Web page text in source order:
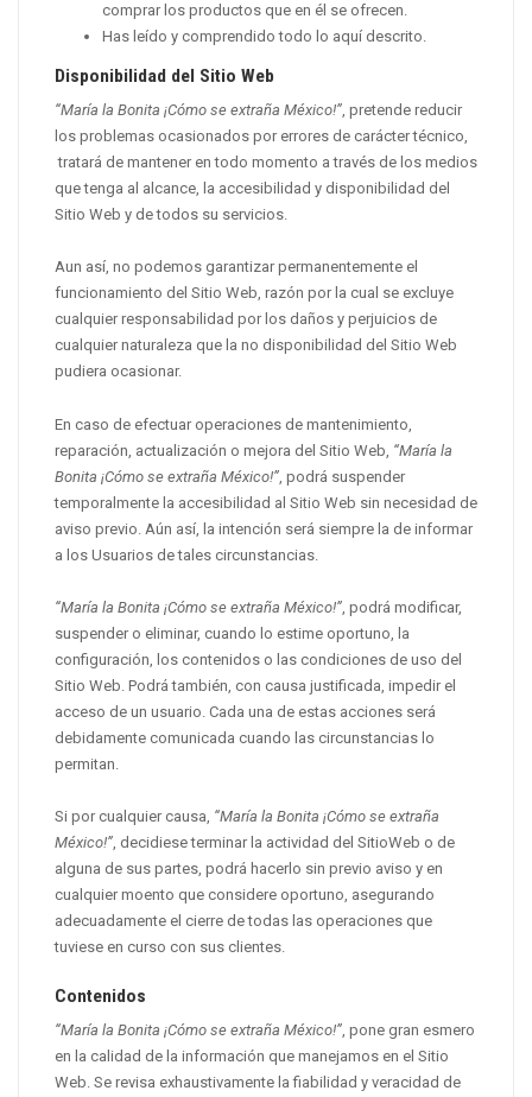
comprar los productos que en él se ofrecen.
Has leído y comprendido todo lo aquí descrito.
Disponibilidad del Sitio Web
“María la Bonita ¡Cómo se extraña México!”, pretende reducir
los problemas ocasionados por errores de carácter técnico,
tratará de mantener en todo momento a través de los medios
que tenga al alcance, la accesibilidad y disponibilidad del
Sitio Web y de todos su servicios.
Aun así, no podemos garantizar permanentemente el
funcionamiento del Sitio Web, razón por la cual se excluye
cualquier responsabilidad por los daños y perjuicios de
cualquier naturaleza que la no disponibilidad del Sitio Web
pudiera ocasionar.
En caso de efectuar operaciones de mantenimiento,
reparación, actualización o mejora del Sitio Web, “María la
Bonita ¡Cómo se extraña México!” , podrá suspender
temporalmente la accesibilidad al Sitio Web sin necesidad de
aviso previo. Aún así, la intención será siempre la de informar
a los Usuarios de tales circunstancias.
“María la Bonita ¡Cómo se extraña México!” , podrá modificar,
suspender o eliminar, cuando lo estime oportuno, la
configuración, los contenidos o las condiciones de uso del
Sitio Web. Podrá también, con causa justificada, impedir el
acceso de un usuario. Cada una de estas acciones será
debidamente comunicada cuando las circunstancias lo
permitan.
Si por cualquier causa, “María la Bonita ¡Cómo se extraña
México!” , decidiese terminar la actividad del SitioWeb o de
alguna de sus partes, podrá hacerlo sin previo aviso y en
cualquier moento que considere oportuno, asegurando
adecuadamente el cierre de todas las operaciones que
tuviese en curso con sus clientes.
Contenidos
“María la Bonita ¡Cómo se extraña México!” , pone gran esmero
en la calidad de la información que manejamos en el Sitio
Web. Se revisa exhaustivamente la fiabilidad y veracidad de